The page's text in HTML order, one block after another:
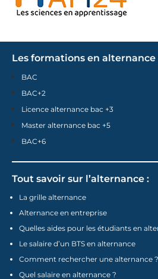
Les formations en alternance
BAC
BAC+2
Licence alternance bac +3
Master alternance bac +5
BAC+6
Tout savoir sur l’alternance :
La grille alternance
Alternance en entreprise
Quelles aides pour les étudiants en
Le salaire d’un BTS en alternance
Comment rechercher une alternance ?
Quel salaire en alternance ?